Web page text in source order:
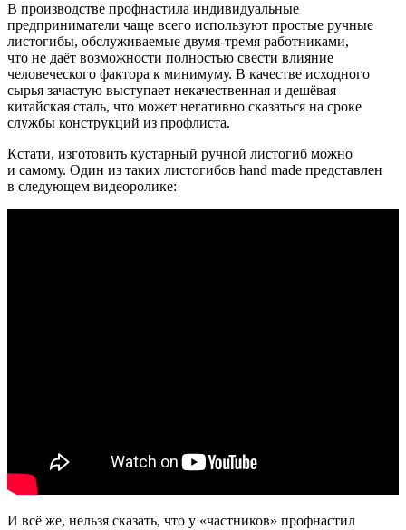
В производстве профнастила индивидуальные
предприниматели чаще всего используют простые ручные
листогибы, обслуживаемые двумя-тремя работниками,
что не даёт возможности полностью свести влияние
человеческого фактора к минимуму. В качестве исходного
сырья зачастую выступает некачественная и дешёвая
китайская сталь, что может негативно сказаться на сроке
службы конструкций из профлиста.
Кстати, изготовить кустарный ручной листогиб можно
и самому. Один из таких листогибов hand made представлен
в следующем видеоролике:
И всё же, нельзя сказать, что у «частников» профнастил